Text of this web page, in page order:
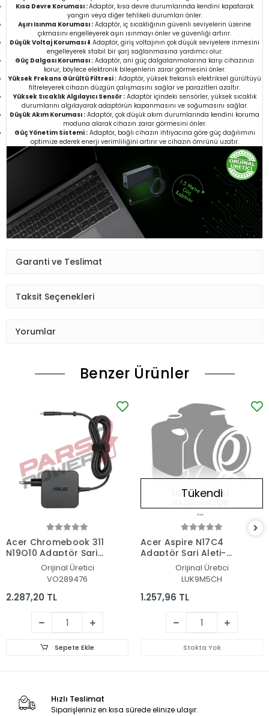
Kısa Devre Koruması :Adaptör, kısa devre durumlarında kendini kapatarak
yangın veya diğer tehlikeli durumları önler.
Aşırı Isınma Koruması : Adaptör, iç sıcaklığının güvenli seviyelerin üzerine
çıkmasını engelleyerek aşırı ısınmayı önler ve güvenliği artırır.
Düşük Voltaj Koruması ⬇️ Adaptör, giriş voltajının çok düşük seviyelere inmesini
engelleyerek stabil bir şarj sağlanmasına yardımcı olur.
Güç Dalgası Koruması : Adaptör, ani güç dalgalanmalarına karşı cihazınızı
korur, böylece elektronik bileşenlerin zarar görmesini önler.
Yüksek Frekans Gürültü Filtresi :Adaptör, yüksek frekanslı elektriksel gürültüyü
filtreleyerek cihazın düzgün çalışmasını sağlar ve parazitleri azaltır.
Yüksek Sıcaklık Algılayıcı Sensör :Adaptör içindeki sensörler, yüksek sıcaklık
durumlarını algılayarak adaptörün kapanmasını ve soğumasını sağlar.
Düşük Akım Koruması : Adaptör, çok düşük akım durumlarında kendini koruma
moduna alarak cihazın zarar görmesini önler.
Güç Yönetim Sistemi :Adaptör, bağlı cihazın ihtiyacına göre güç dağılımını
optimize ederek enerji verimliliğini artırır ve cihazın ömrünü uzatır.
Garanti ve Teslimat
Taksit Seçenekleri
Yorumlar
Benzer Ürünler
Acer Chromebook 311
N19Q10 Adaptör Şarj
Aleti-CihazıOrijinal Üretici
VO289476
2.287,20 TL
Sepete Ekle
Tükendi
Acer Aspire N17C4
Adaptör Şarj Aleti-
Orijinal Üretici
LUK9M5CH
1.257,96 TL
Stokta Yok
Hızlı Teslimat
Siparişleriniz en kısa sürede elinize ulaşır.